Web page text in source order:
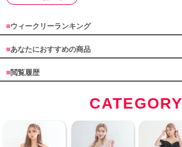
■ウィークリーランキング
■あなたにおすすめの商品
■閲覧履歴
CATEGORY